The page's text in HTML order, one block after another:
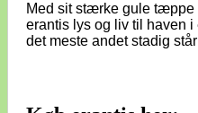
Med sit stærke gule tæppe
erantis lys og liv til haven i
det meste andet stadig